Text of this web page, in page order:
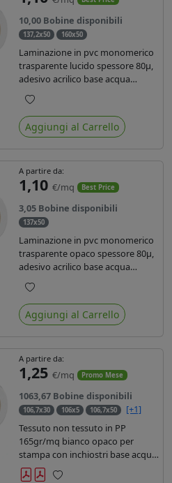
10,00 Bobine disponibili
137,2x50 160x50
Laminazione in pvc monomerico
trasparente lucido spessore 80µ,
adesivo acrilico base acqua
permanente, liner in carta
glassine siliconata da 72 gr. Durata
3 anni, ideale per laminare stampe
con ink solvente, eco-solvente e
Preferiti
Aggiungi al Carrello
A partire da:
1,10 €/mq Best Price
3,05 Bobine disponibili
137x50
Laminazione in pvc monomerico
trasparente opaco spessore 80µ,
adesivo acrilico base acqua
permanente specifico per ink uv,
liner in carta kraft da 90gr. Durata
3 anni, dotata di filtro uv, idonea
per stampe con inchiostro
Preferiti
Aggiungi al Carrello
A partire da:
1,25 €/mq Promo Mese
1063,67 Bobine disponibili
106,7x30 106x5 106,7x50
[+1]
Tessuto non tessuto in PP
165gr/mq bianco opaco per
stampa con inchiostri base acqua,
latex, uv, ecosolvente. Finitura a